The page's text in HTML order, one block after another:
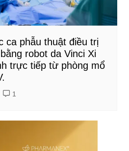
ca phẫu thuật điều trị
robot da Vinci Xi
trực tiếp từ phòng mổ
1